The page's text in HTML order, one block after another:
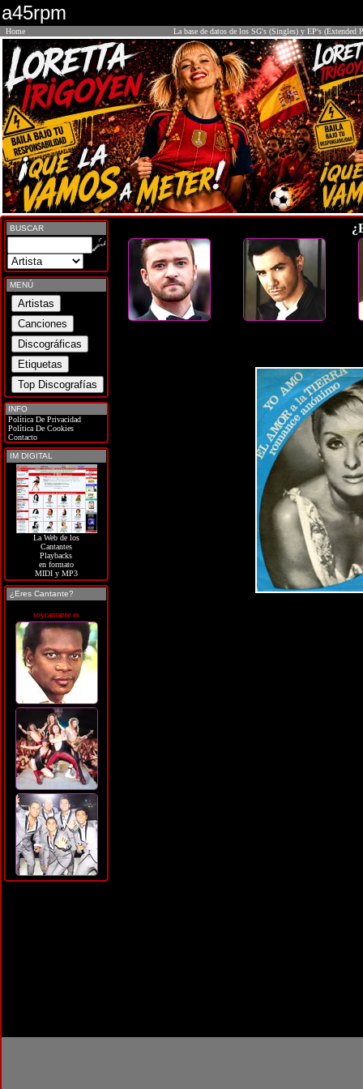
a45rpm
Home La base de datos de los SG's (Singles) y EP's (Extended
BUSCAR
MENÚ
INFO
Política De Privacidad
Política De Cookies
Contacto
IM DIGITAL
La Web de los
Cantantes
Playbacks
en formato
MIDI y MP3
¿Eres Cantante?
soycantante.es